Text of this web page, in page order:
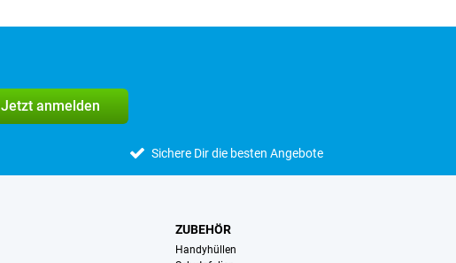
Jetzt anmelden
Sichere Dir die besten Angebote
ZUBEHÖR
Handyhüllen